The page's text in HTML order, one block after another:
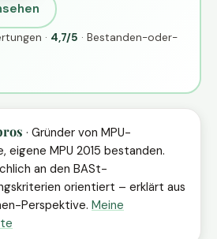
· 4,7/5 · Bestanden-oder-
· Gründer von MPU-
eigene MPU 2015 bestanden.
an den BASt-
orientiert – erklärt aus
Perspektive. Meine